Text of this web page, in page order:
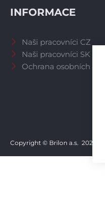
INFORMACE
Naši pracovníci CZ
Naši pracovníci SK
Ochrana osobních
Copyright © Brilon a.s. 2026